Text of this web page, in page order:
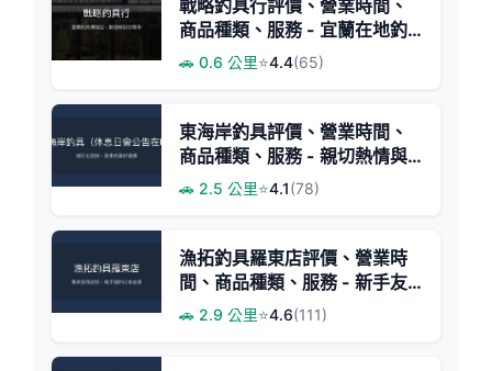
戰略釣具行評價、營業時間、
商品種類、服務 - 宜蘭在地釣
具選擇
🚗 0.6 公里⭐4.4(65)
東海岸釣具評價、營業時間、
商品種類、服務 - 親切熱情與
實惠價格
🚗 2.5 公里⭐4.1(78)
漁拓釣具羅東店評價、營業時
間、商品種類、服務 - 新手友
善與專業磯釣推薦
🚗 2.9 公里⭐4.6(111)